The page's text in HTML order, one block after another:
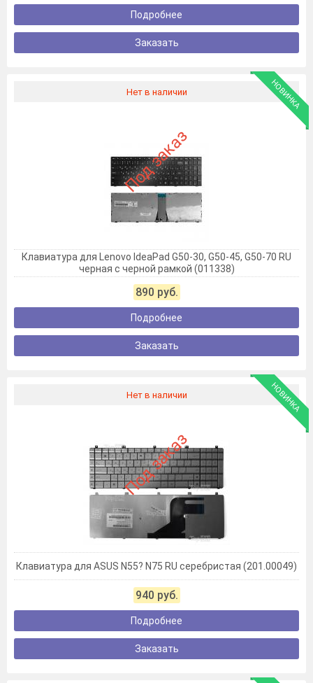
Подробнее
Заказать
Нет в наличии НОВИНКА
Под заказ
Клавиатура для Lenovo IdeaPad G50-30, G50-45, G50-70 RU
черная с черной рамкой (011338)
890 руб.
Подробнее
Заказать
Нет в наличии НОВИНКА
Под заказ
Клавиатура для ASUS N55? N75 RU серебристая (201.00049)
940 руб.
Подробнее
Заказать